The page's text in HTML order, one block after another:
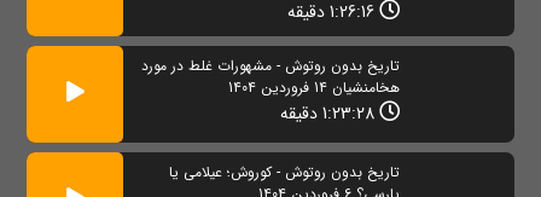
تاریخ بدون روتوش - مشهورات غلط در مورد
هخامنشیان 14 فروردین 1404
تاریخ بدون روتوش - کوروش؛ عیلامی یا